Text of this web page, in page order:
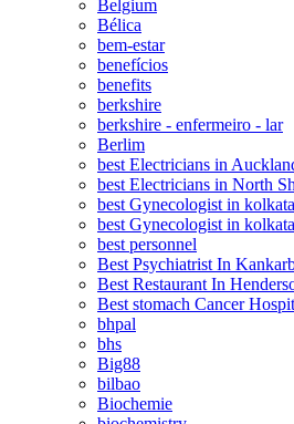
Belgium
Bélica
bem-estar
benefícios
benefits
berkshire
berkshire - enfermeiro - lar
Berlim
best Electricians in
best Electricians in North
best Gynecologist in kolkata
best Gynecologist in
best personnel
Best Psychiatrist In
Best Restaurant In
Best stomach Cancer
bhpal
bhs
Big88
bilbao
Biochemie